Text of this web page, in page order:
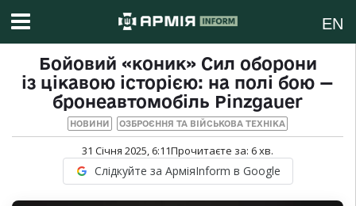
EN
Бойовий «коник» Сил оборони
із цікавою історією: на полі бою —
бронеавтомобіль Pinzgauer
НОВИНИ ОЗБРОЄННЯ ТА ВІЙСЬКОВА ТЕХНІКА
31 Січня 2025, 6:11Прочитаєте за: 6хв.
Слідкуйте за АрміяInform в Google